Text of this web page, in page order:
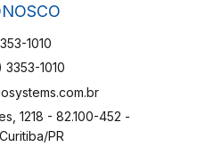
1010
3353-1010
1218 - 82.100-452 -
PR